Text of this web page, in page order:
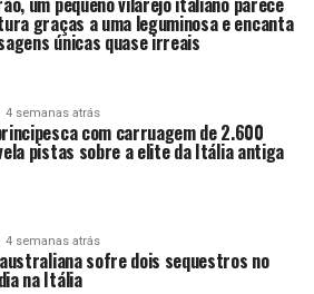
graças a uma leguminosa e encanta
únicas quase irreais
4 semanas atrás
com carruagem de 2.600
pistas sobre a elite da Itália antiga
4 semanas atrás
sofre dois sequestros no
na Itália